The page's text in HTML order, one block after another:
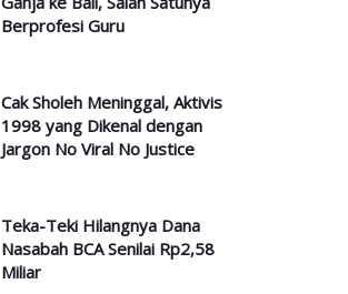
Berprofesi Guru
Cak Sholeh Meninggal, Aktivis
1998 yang Dikenal dengan
Jargon No Viral No Justice
Teka-Teki Hilangnya Dana
Nasabah BCA Senilai Rp2,58
Miliar